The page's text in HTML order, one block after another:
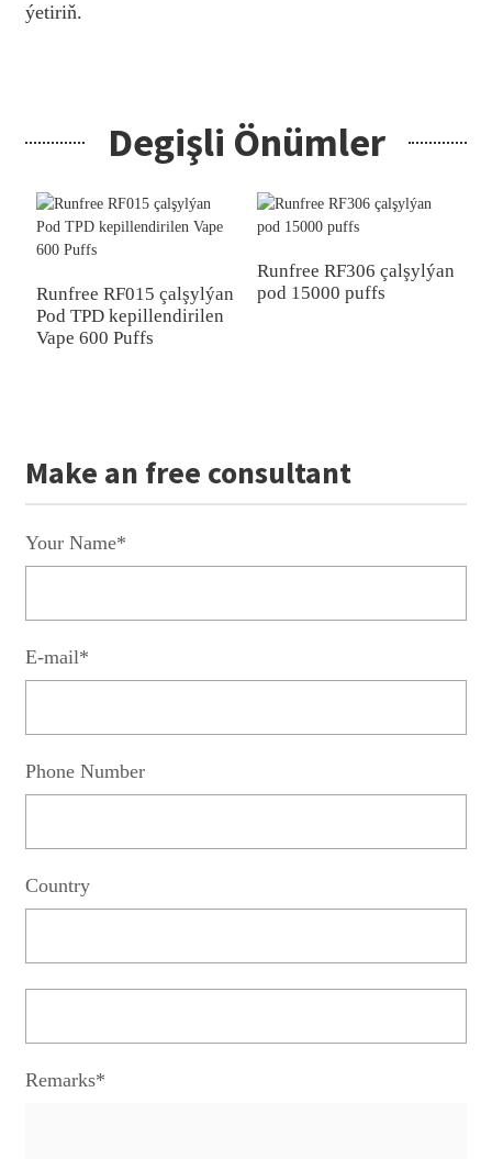
ýetiriň.
Degişli Önümler
Runfree RF015 çalşylýan
Pod TPD kepillendirilen
Vape 600 Puffs
Runfree RF306 çalşylýan
pod 15000 puffs
Make an free consultant
Your Name*
E-mail*
Phone Number
Country
Remarks*